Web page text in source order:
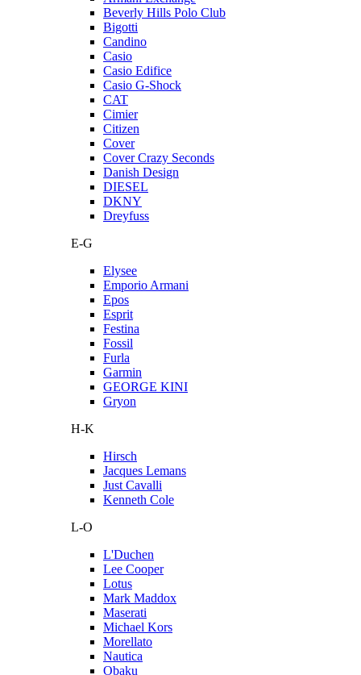
Beverly Hills Polo Club
Bigotti
Candino
Casio
Casio Edifice
Casio G-Shock
CAT
Cimier
Citizen
Cover
Cover Crazy Seconds
Danish Design
DIESEL
DKNY
Dreyfuss
E-G
Elysee
Emporio Armani
Epos
Esprit
Festina
Fossil
Furla
Garmin
GEORGE KINI
Gryon
H-K
Hirsch
Jacques Lemans
Just Cavalli
Kenneth Cole
L-O
L'Duchen
Lee Cooper
Lotus
Mark Maddox
Maserati
Michael Kors
Morellato
Nautica
Obaku